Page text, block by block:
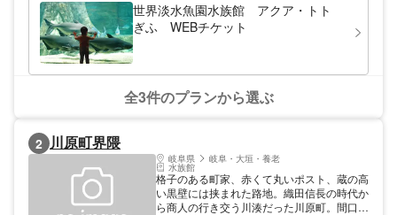
世界淡水魚園水族館 アクア・トト
ぎふ WEBチケット
全3件のプランから選ぶ
2 川原町界隈
岐阜県 岐阜・大垣・養老
水族館
格子のある町家、赤くて丸いポスト、蔵の高
い黒壁には挟まれた路地。織田信長の時代か
ら商人の行き交う川湊だった川原町。間口が